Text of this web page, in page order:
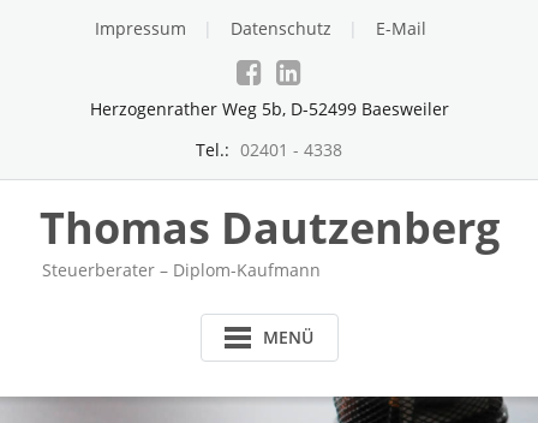
Impressum Datenschutz E-Mail
Herzogenrather Weg 5b, D-52499 Baesweiler
Tel.: 02401 - 4338
Thomas Dautzenberg
Steuerberater – Diplom-Kaufmann
MENÜ